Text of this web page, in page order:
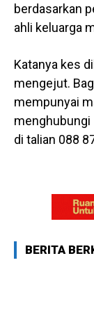
berdasarkan
ahli keluarga
Katanya kes
mengejut.
mempunyai
menghubungi
di talian 088
BERITA